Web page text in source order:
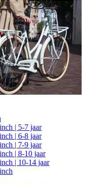
| 5-7 jaar
| 6-8 jaar
| 7-9 jaar
| 8-10 jaar
| 10-14 jaar